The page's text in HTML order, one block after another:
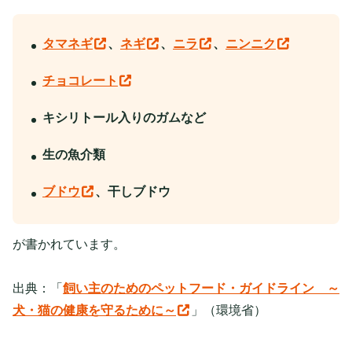
タマネギ 、 ネギ 、 ニラ 、 ニンニク
チョコレート
キシリトール入りのガムなど
生の魚介類
ブドウ 、干しブドウ
が書かれています。
出典：「 飼い主のためのペットフード・ガイドライン ～
犬・猫の健康を守るために～
」（環境省）